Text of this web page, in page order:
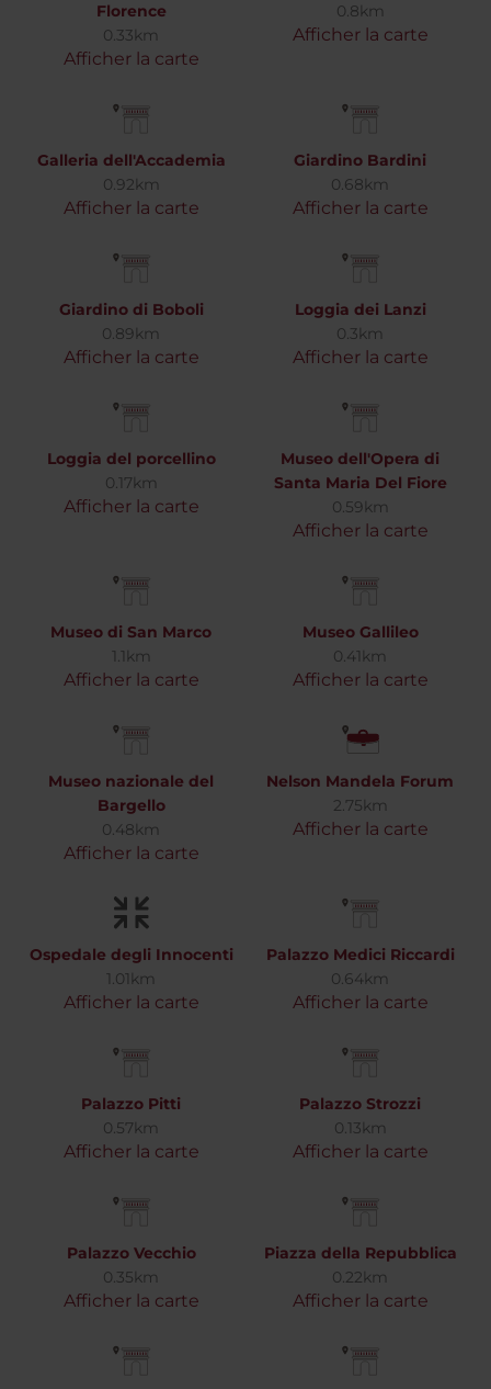
Florence
0.33km
Afficher la carte
0.8km
Afficher la carte
Galleria dell'Accademia
0.92km
Afficher la carte
Giardino Bardini
0.68km
Afficher la carte
Giardino di Boboli
0.89km
Afficher la carte
Loggia dei Lanzi
0.3km
Afficher la carte
Loggia del porcellino
0.17km
Afficher la carte
Museo dell'Opera di
Santa Maria Del Fiore
0.59km
Afficher la carte
Museo di San Marco
1.1km
Afficher la carte
Museo Gallileo
0.41km
Afficher la carte
Museo nazionale del
Bargello
0.48km
Afficher la carte
Nelson Mandela Forum
2.75km
Afficher la carte
Ospedale degli Innocenti
1.01km
Afficher la carte
Palazzo Medici Riccardi
0.64km
Afficher la carte
Palazzo Pitti
0.57km
Afficher la carte
Palazzo Strozzi
0.13km
Afficher la carte
Palazzo Vecchio
0.35km
Afficher la carte
Piazza della Repubblica
0.22km
Afficher la carte